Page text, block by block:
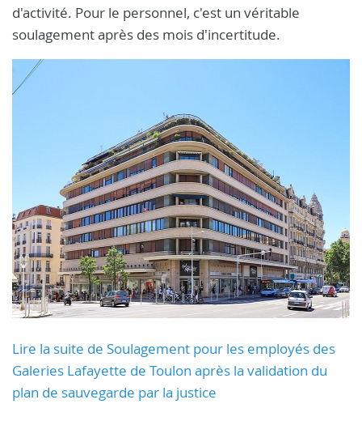
d'activité. Pour le personnel, c'est un véritable
soulagement après des mois d'incertitude.
Lire la suite de Soulagement pour les employés des
Galeries Lafayette de Toulon après la validation du
plan de sauvegarde par la justice